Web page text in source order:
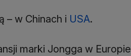
– w Chinach i USA
marki Jongga w Europie